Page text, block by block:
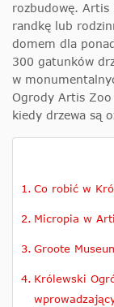
rozbudowę. Artis
randkę lub
domem dla
300 gatunków
w
Ogrody Artis Zoo
kiedy drzewa są
Co robić w
Micropia w
Groote
Królewski